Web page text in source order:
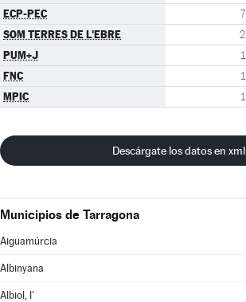
ECP-PEC 7
SOM TERRES DE L'EBRE 2
PUM+J 1
FNC 1
MPIC 1
Descárgate los datos en xml
Municipios de Tarragona
Aiguamúrcia
Albinyana
Albiol, l'